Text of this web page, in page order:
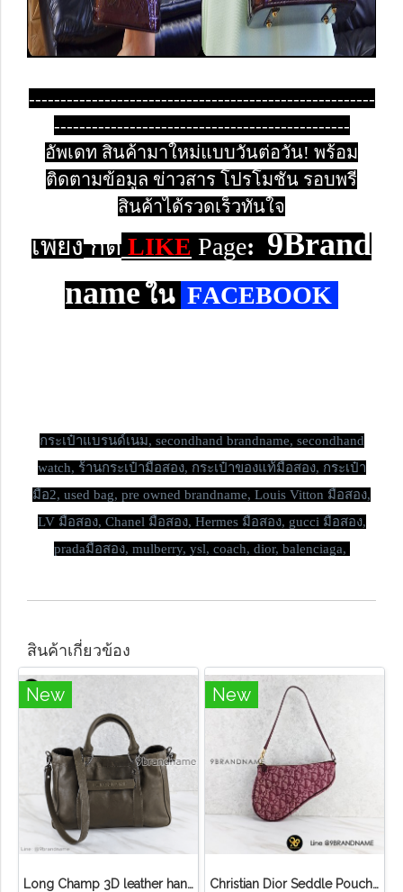
-------------------------------------------------------
-----------------------------------------------
อัพเดท สินค้ามาใหม่แบบวันต่อวัน! พร้อม
ติดตามข้อมูล ข่าวสาร โปรโมชั่น รอบพรี
สินค้าได้รวดเร็วทันใจ
เพียง กด LIKE Page: 9Brand
nameใน FACEBOOK
กระเป๋าแบรนด์เนม, secondhand brandname, secondhand
watch, ร้านกระเป๋ามือสอง, กระเป๋าของแท้มือสอง, กระเป๋า
มือ2, used bag, pre owned brandname, Louis Vitton มือสอง,
LV มือสอง, Chanel มือสอง, Hermes มือสอง, gucci มือสอง,
pradaมือสอง, mulberry, ysl, coach, dior, balenciaga,
สินค้าเกี่ยวข้อง
New
Long Champ 3D leather handbag
New
Christian Dior Seddle Pouch Accessory Hand Bag